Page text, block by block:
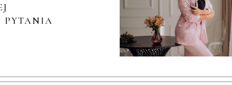
PYTANIA